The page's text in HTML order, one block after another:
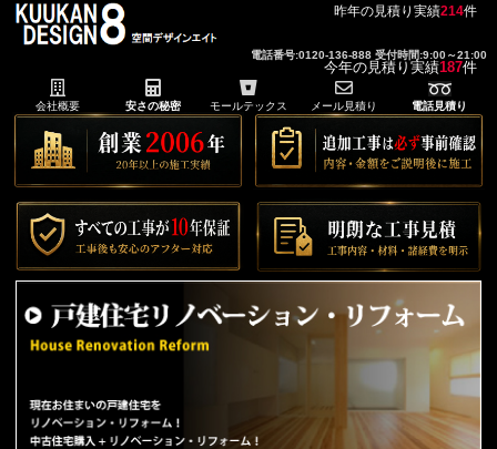
昨年の見積り実績214件
今年の見積り実績187件
電話番号:0120-136-888 受付時間:9:00～21:00
会社概要 安さの秘密 モールテックス メール見積り 電話見積り